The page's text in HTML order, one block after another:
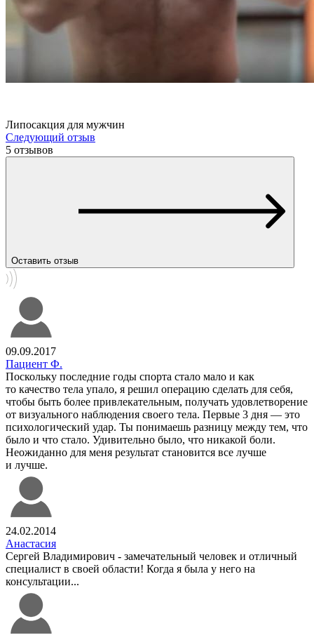
Липосакция для мужчин
Следующий отзыв
5 отзывов
Оставить отзыв
09.09.2017
Пациент Ф.
Поскольку последние годы спорта стало мало и как
то качество тела упало, я решил операцию сделать для себя,
чтобы быть более привлекательным, получать удовлетворение
от визуального наблюдения своего тела. Первые 3 дня — это
психологический удар. Ты понимаешь разницу между тем, что
было и что стало. Удивительно было, что никакой боли.
Неожиданно для меня результат становится все лучше
и лучше.
24.02.2014
Анастасия
Сергей Владимирович - замечательный человек и отличный
специалист в своей области! Когда я была у него на
консультации...